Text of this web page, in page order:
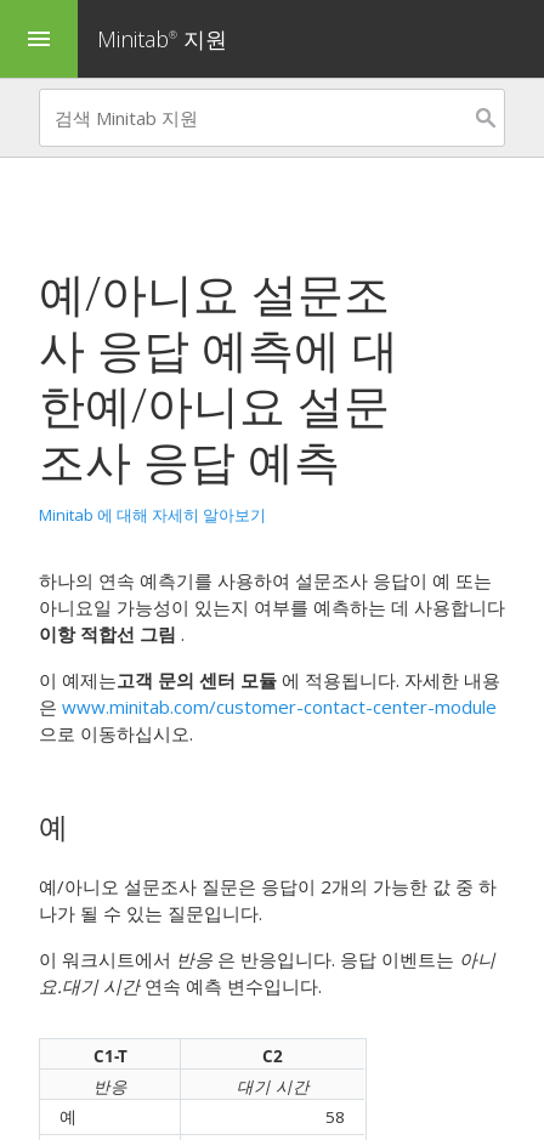
menu Minitab® 지원
예/아니요 설문조
사 응답 예측에 대
한예/아니요 설문
조사 응답 예측
Minitab 에 대해 자세히 알아보기
하나의 연속 예측기를 사용하여 설문조사 응답이 예 또는
아니요일 가능성이 있는지 여부를 예측하는 데 사용합니다
이항 적합선 그림 .
이 예제는고객 문의 센터 모듈 에 적용됩니다. 자세한 내용
은 www.minitab.com/customer-contact-center-module
으로 이동하십시오.
예
예/아니오 설문조사 질문은 응답이 2개의 가능한 값 중 하
나가 될 수 있는 질문입니다.
이 워크시트에서 반응 은 반응입니다. 응답 이벤트는 아니
요.대기 시간연속 예측 변수입니다.
C1-T
C2
반응
대기 시간
예
58